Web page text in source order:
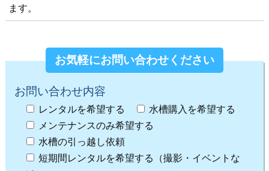
ます。
お気軽にお問い合わせください
お問い合わせ内容
レンタルを希望する
水槽購入を希望する
メンテナンスのみ希望する
水槽の引っ越し依頼
短期間レンタルを希望する（撮影・イベントな